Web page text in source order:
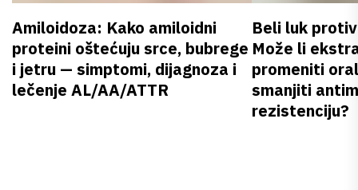
Amiloidoza: Kako amiloidni
proteini oštećuju srce, bubrege
i jetru — simptomi, dijagnoza i
lečenje AL/AA/ATTR
Beli luk
Može li
promeniti
smanjiti
rezistenciju?